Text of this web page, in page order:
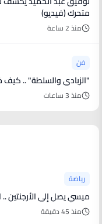
متحرك (فيديو)
منذ 2 ساعة
فن
"الزبادي والسلطة" .. كيف خسرت شيرين عبد الوهاب وزنها؟
منذ 3 ساعات
رياضة
ميسي يصل إلى الأرجنتين .. الكشف عن تفاصيل جنازة والده
منذ 45 دقيقة